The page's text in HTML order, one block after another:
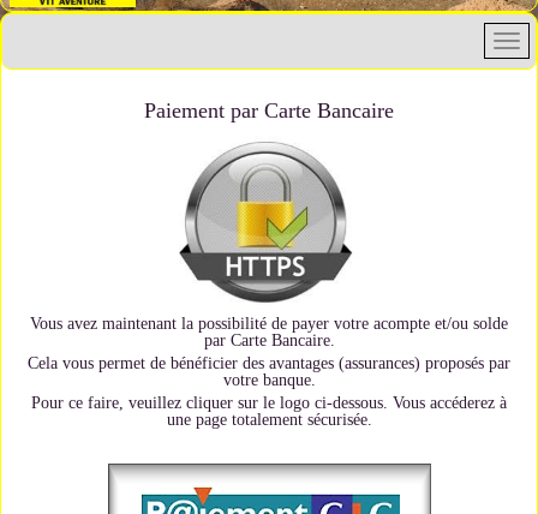
Paiement par Carte Bancaire
Vous avez maintenant la possibilité de payer votre acompte et/ou solde
par Carte Bancaire.
Cela vous permet de bénéficier des avantages (assurances) proposés par
votre banque.
Pour ce faire, veuillez cliquer sur le logo ci-dessous. Vous accéderez à
une page totalement sécurisée.